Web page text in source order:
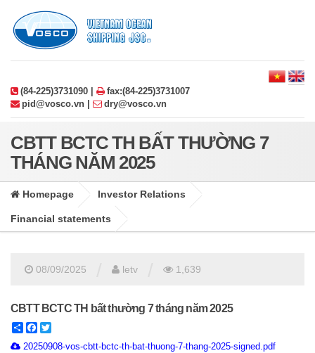
(84-225)3731090 |
fax:(84-225)3731007
pid@vosco.vn |
dry@vosco.vn
CBTT BCTC TH BẤT THƯỜNG 7
THÁNG NĂM 2025
Homepage Investor Relations
Financial statements
08/09/2025 letv 1,639
CBTT BCTC TH bất thường 7 tháng năm 2025
ShareFacebook
20250908-vos-cbtt-bctc-th-bat-thuong-7-thang-2025-signed.pdf